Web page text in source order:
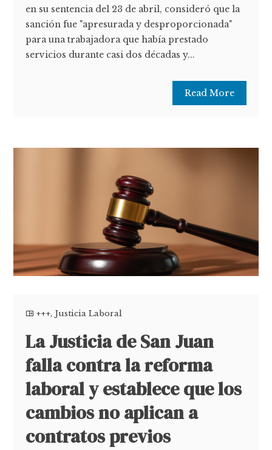
en su sentencia del 23 de abril, consideró que la
sanción fue "apresurada y desproporcionada"
para una trabajadora que había prestado
servicios durante casi dos décadas y...
Read More
+++, Justicia Laboral
La Justicia de San Juan
falla contra la reforma
laboral y establece que los
cambios no aplican a
contratos previos